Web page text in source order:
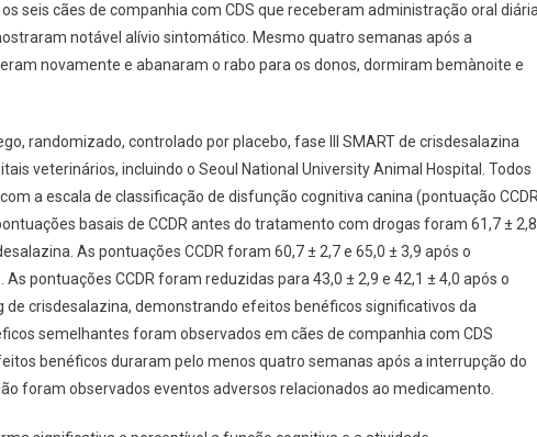
seis cães de companhia com CDS que receberam administração oral
notável alívio sintomático. Mesmo quatro semanas após a
novamente e abanaram o rabo para os donos, dormiram bemànoite e
randomizado, controlado por placebo, fase III SMART de crisdesalazina
veterinários, incluindo o Seoul National University Animal Hospital. Todos
a escala de classificação de disfunção cognitiva canina (pontuação
basais de CCDR antes do tratamento com drogas foram 61,7 ± 2,8
As pontuações CCDR foram 60,7 ± 2,7 e 65,0 ± 3,9 após o
pontuações CCDR foram reduzidas para 43,0 ± 2,9 e 42,1 ± 4,0 após o
crisdesalazina, demonstrando efeitos benéficos significativos da
semelhantes foram observados em cães de companhia com CDS
benéficos duraram pelo menos quatro semanas após a interrupção do
foram observados eventos adversos relacionados ao medicamento.